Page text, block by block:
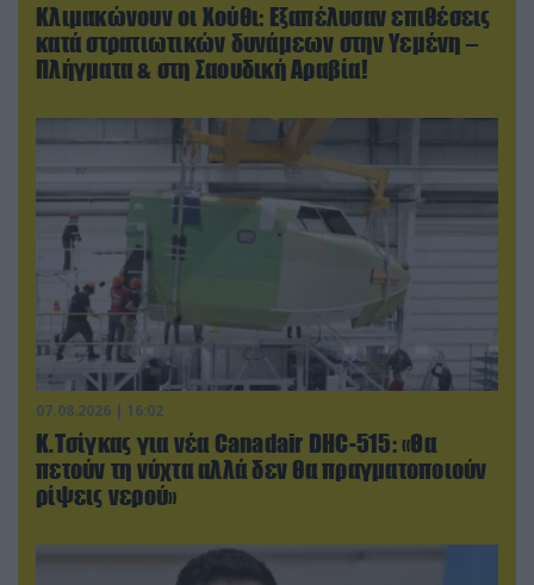
Κλιμακώνουν οι Χούθι: Eξαπέλυσαν επιθέσεις
κατά στρατιωτικών δυνάμεων στην Υεμένη –
Πλήγματα & στη Σαουδική Αραβία!
07.08.2026 | 16:02
Κ.Τσίγκας για νέα Canadair DHC-515: «Θα
πετούν τη νύχτα αλλά δεν θα πραγματοποιούν
ρίψεις νερού»